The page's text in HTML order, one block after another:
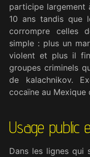
participe largement
10 ans tandis que
corrompre celles
simple : plus un
violent et plus il
groupes criminels
de kalachnikov.
cocaïne au Mexique
Usage public
Dans les lignes qui